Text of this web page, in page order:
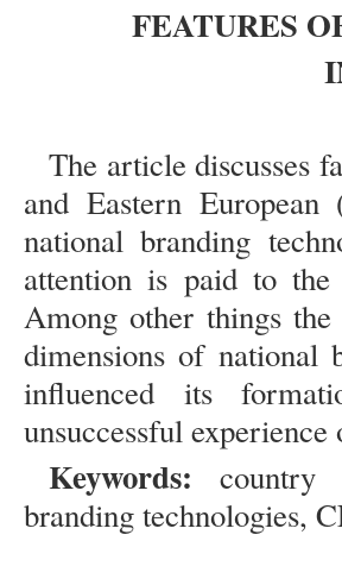
FEATURES
The article discusses
and Eastern
national branding
attention is paid to
Among other things
dimensions of national
influenced its
unsuccessful
Keywords: country
branding technologies,